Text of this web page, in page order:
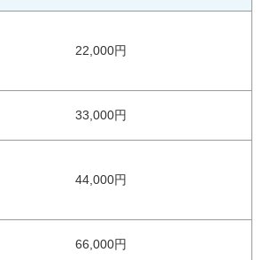
22,000円
33,000円
44,000円
66,000円